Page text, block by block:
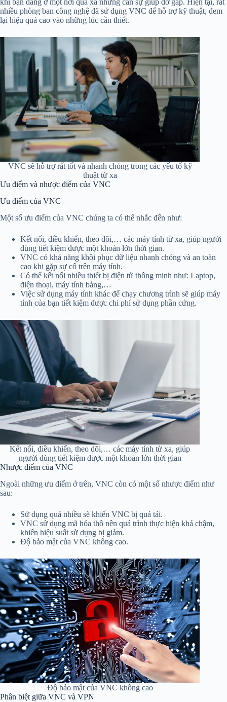
khi bạn đang ở một nơi quá xa nhưng cần sự giúp đỡ gấp. Hiện tại, rất
nhiều phòng ban công nghệ đã sử dụng VNC để hỗ trợ kỹ thuật, đem
lại hiệu quả cao vào những lúc cần thiết.
VNC sẽ hỗ trợ rất tốt và nhanh chóng trong các yếu tố kỹ
thuật từ xa
Ưu điểm và nhược điểm của VNC
Ưu điểm của VNC
Một số ưu điểm của VNC chúng ta có thể nhắc đến như:
Kết nối, điều khiển, theo dõi,… các máy tính từ xa, giúp người
dùng tiết kiệm được một khoản lớn thời gian.
VNC có khả năng khôi phục dữ liệu nhanh chóng và an toàn
cao khi gặp sự cố trên máy tính.
Có thể kết nối nhiều thiết bị điện tử thông minh như: Laptop,
điện thoại, máy tính bảng,…
Việc sử dụng máy tính khác để chạy chương trình sẽ giúp máy
tính của bạn tiết kiệm được chi phí sử dụng phần cứng.
Kết nối, điều khiển, theo dõi,… các máy tính từ xa, giúp
người dùng tiết kiệm được một khoản lớn thời gian
Nhược điểm của VNC
Ngoài những ưu điểm ở trên, VNC còn có một số nhược điểm như
sau:
Sử dụng quá nhiều sẽ khiến VNC bị quá tải.
VNC sử dụng mã hóa thô nên quá trình thực hiện khá chậm,
khiến hiệu suất sử dụng bị giảm.
Độ bảo mật của VNC không cao.
Độ bảo mật của VNC không cao
Phân biệt giữa VNC và VPN